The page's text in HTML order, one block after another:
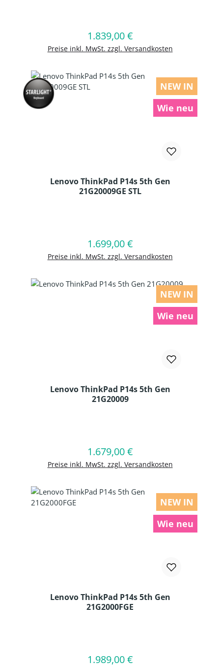
Regulärer Preis:
1.839,00 €
Preise inkl. MwSt. zzgl. Versandkosten
In den Warenkorb
NEW IN
Wie neu
Lenovo ThinkPad P14s 5th Gen
21G20009GE STL
Regulärer Preis:
1.699,00 €
Preise inkl. MwSt. zzgl. Versandkosten
In den Warenkorb
NEW IN
Wie neu
Lenovo ThinkPad P14s 5th Gen
21G20009
Regulärer Preis:
1.679,00 €
Preise inkl. MwSt. zzgl. Versandkosten
In den Warenkorb
NEW IN
Wie neu
Lenovo ThinkPad P14s 5th Gen
21G2000FGE
Regulärer Preis:
1.989,00 €
In den Warenkorb